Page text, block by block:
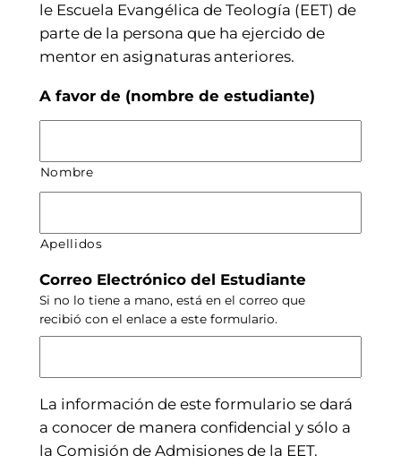
le Escuela Evangélica de Teología (EET) de
parte de la persona que ha ejercido de
mentor en asignaturas anteriores.
A favor de (nombre de estudiante)
Nombre
Apellidos
Correo Electrónico del Estudiante
Si no lo tiene a mano, está en el correo que
recibió con el enlace a este formulario.
La información de este formulario se dará
a conocer de manera confidencial y sólo a
la Comisión de Admisiones de la EET.